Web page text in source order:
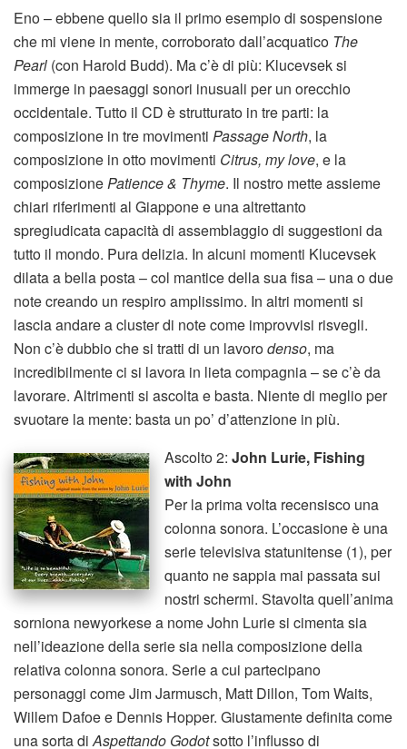
Eno – ebbene quello sia il primo esempio di sospensione
che mi viene in mente, corroborato dall’acquatico The
Pearl (con Harold Budd). Ma c’è di più: Klucevsek si
immerge in paesaggi sonori inusuali per un orecchio
occidentale. Tutto il CD è strutturato in tre parti: la
composizione in tre movimenti Passage North, la
composizione in otto movimenti Citrus, my love, e la
composizionePatience & Thyme. Il nostro mette assieme
chiari riferimenti al Giappone e una altrettanto
spregiudicata capacità di assemblaggio di suggestioni da
tutto il mondo. Pura delizia. In alcuni momenti Klucevsek
dilata a bella posta – col mantice della sua fisa – una o due
note creando un respiro amplissimo. In altri momenti si
lascia andare a cluster di note come improvvisi risvegli.
Non c’è dubbio che si tratti di un lavorodenso, ma
incredibilmente ci si lavora in lieta compagnia – se c’è da
lavorare. Altrimenti si ascolta e basta. Niente di meglio per
svuotare la mente: basta un po’ d’attenzione in più.
Ascolto 2: John Lurie, Fishing
with John
Per la prima volta recensisco una
colonna sonora. L’occasione è una
serie televisiva statunitense (1), per
quanto ne sappia mai passata sui
nostri schermi. Stavolta quell’anima
sorniona newyorkese a nome John Lurie si cimenta sia
nell’ideazione della serie sia nella composizione della
relativa colonna sonora. Serie a cui partecipano
personaggi come Jim Jarmusch, Matt Dillon, Tom Waits,
Willem Dafoe e Dennis Hopper. Giustamente definita come
una sorta diAspettando Godotsotto l’influsso di